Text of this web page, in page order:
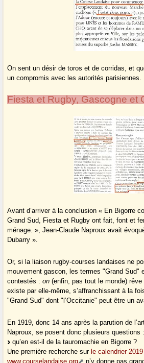
On sent un désir de toros et de corridas, et
un compromis avec les autorités parisiennes.
Fiesta et Rugby, Gascogne et
Avant d’arriver à la conclusion « En Bigorre
Grand Sud, Fiesta et Rugby ont fait, font et
ménage. », Jean-Claude Naproux avait
Dubarry ».
Or, si la liaison rugby-courses landaises ne
mouvement gascon, les termes "Grand Sud"
contestés :on (enfin, pas tout le monde) rêve
existe par elle-même, s’affranchissant à la
"Grand Sud" dont "l’Occitanie" peut être un
En 1919, donc 14 ans après la parution de
Naproux, se posent donc plusieurs questions :
qu’en est-il de la tauromachie en Bigorre ?
Une première recherche sur le calendrier
www.courselandaise.org
n’y donne pas